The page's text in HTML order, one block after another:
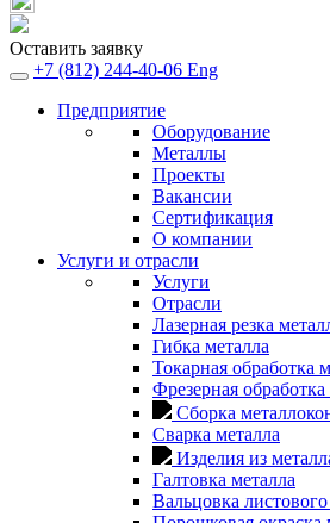
Оставить заявку
+7 (812) 244-40-06 Eng
Предприятие
Оборудование
Металлы
Проекты
Вакансии
Сертификация
О компании
Услуги и отрасли
Услуги
Отрасли
Лазерная резка
Гибка металла
Токарная обработка
Фрезерная обработка
Сборка
Сварка металла
Изделия из
Галтовка металла
Вальцовка